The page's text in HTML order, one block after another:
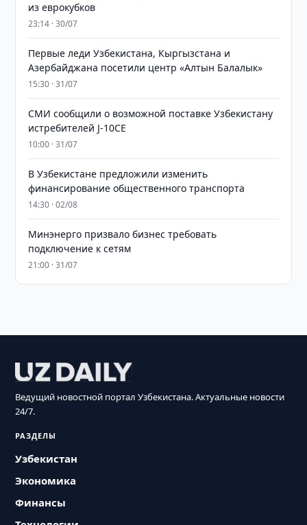
из еврокубков
23:14 · 30/07
Первые леди Узбекистана, Кыргызстана и
Азербайджана посетили центр «Алтын Балалык»
15:30 · 31/07
СМИ сообщили о возможной поставке Узбекистану
истребителей J-10CE
10:00 · 31/07
В Узбекистане предложили изменить
финансирование общественного транспорта
14:30 · 02/08
Минэнерго призвало бизнес требовать
подключение к сетям
21:00 · 31/07
Ведущий новостной портал Узбекистана. Актуальные новости
24/7.
РАЗДЕЛЫ
Узбекистан
Экономика
Финансы